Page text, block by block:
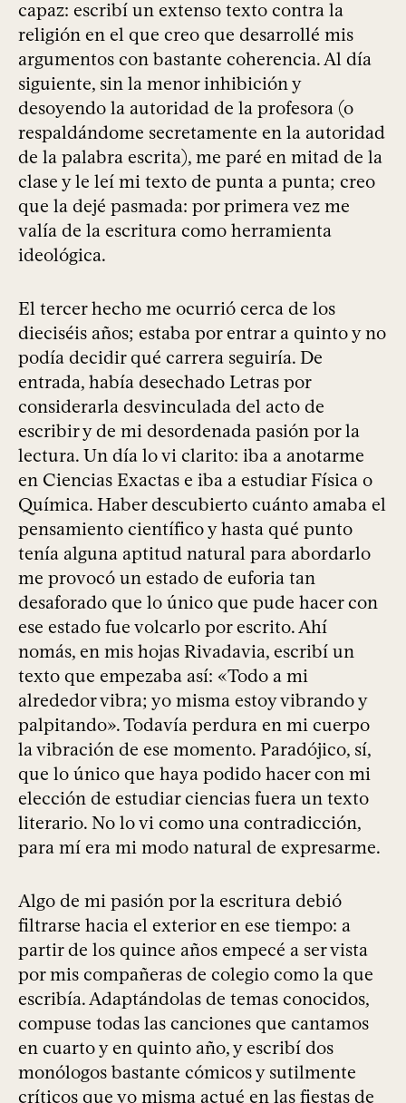
capaz: escribí un extenso texto contra la
religión en el que creo que desarrollé mis
argumentos con bastante coherencia. Al día
siguiente, sin la menor inhibición y
desoyendo la autoridad de la profesora (o
respaldándome secretamente en la autoridad
de la palabra escrita), me paré en mitad de la
clase y le leí mi texto de punta a punta; creo
que la dejé pasmada: por primera vez me
valía de la escritura como herramienta
ideológica.
El tercer hecho me ocurrió cerca de los
dieciséis años; estaba por entrar a quinto y no
podía decidir qué carrera seguiría. De
entrada, había desechado Letras por
considerarla desvinculada del acto de
escribir y de mi desordenada pasión por la
lectura. Un día lo vi clarito: iba a anotarme
en Ciencias Exactas e iba a estudiar Física o
Química. Haber descubierto cuánto amaba el
pensamiento científico y hasta qué punto
tenía alguna aptitud natural para abordarlo
me provocó un estado de euforia tan
desaforado que lo único que pude hacer con
ese estado fue volcarlo por escrito. Ahí
nomás, en mis hojas Rivadavia, escribí un
texto que empezaba así: «Todo a mi
alrededor vibra; yo misma estoy vibrando y
palpitando». Todavía perdura en mi cuerpo
la vibración de ese momento. Paradójico, sí,
que lo único que haya podido hacer con mi
elección de estudiar ciencias fuera un texto
literario. No lo vi como una contradicción,
para mí era mi modo natural de expresarme.
Algo de mi pasión por la escritura debió
filtrarse hacia el exterior en ese tiempo: a
partir de los quince años empecé a ser vista
por mis compañeras de colegio como la que
escribía. Adaptándolas de temas conocidos,
compuse todas las canciones que cantamos
en cuarto y en quinto año, y escribí dos
monólogos bastante cómicos y sutilmente
críticos que yo misma actué en las fiestas de